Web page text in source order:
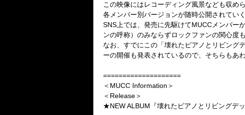
この映像にはレコーディング風景なども収め
各メンバー別バージョンが随時公開されていく
SNS上では、発売に先駆けてMUCCメンバー
ンの呼称）のみならずロックファンの関心度
なお、すでにこの「壊れたピアノとリビング
ーの開催も発表されているので、そちらもあ
====================
＜MUCC Information＞
＜Release＞
★NEW ALBUM『壊れたピアノとリビング